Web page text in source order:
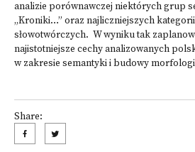
analizie porównawczej niektórych grup
„Kroniki…” oraz najliczniejszych
słowotwórczych. W wyniku tak
najistotniejsze cechy analizowanych
w zakresie semantyki i budowy
Share: